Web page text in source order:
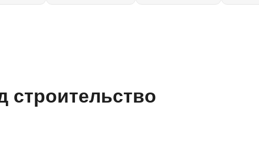
строительство